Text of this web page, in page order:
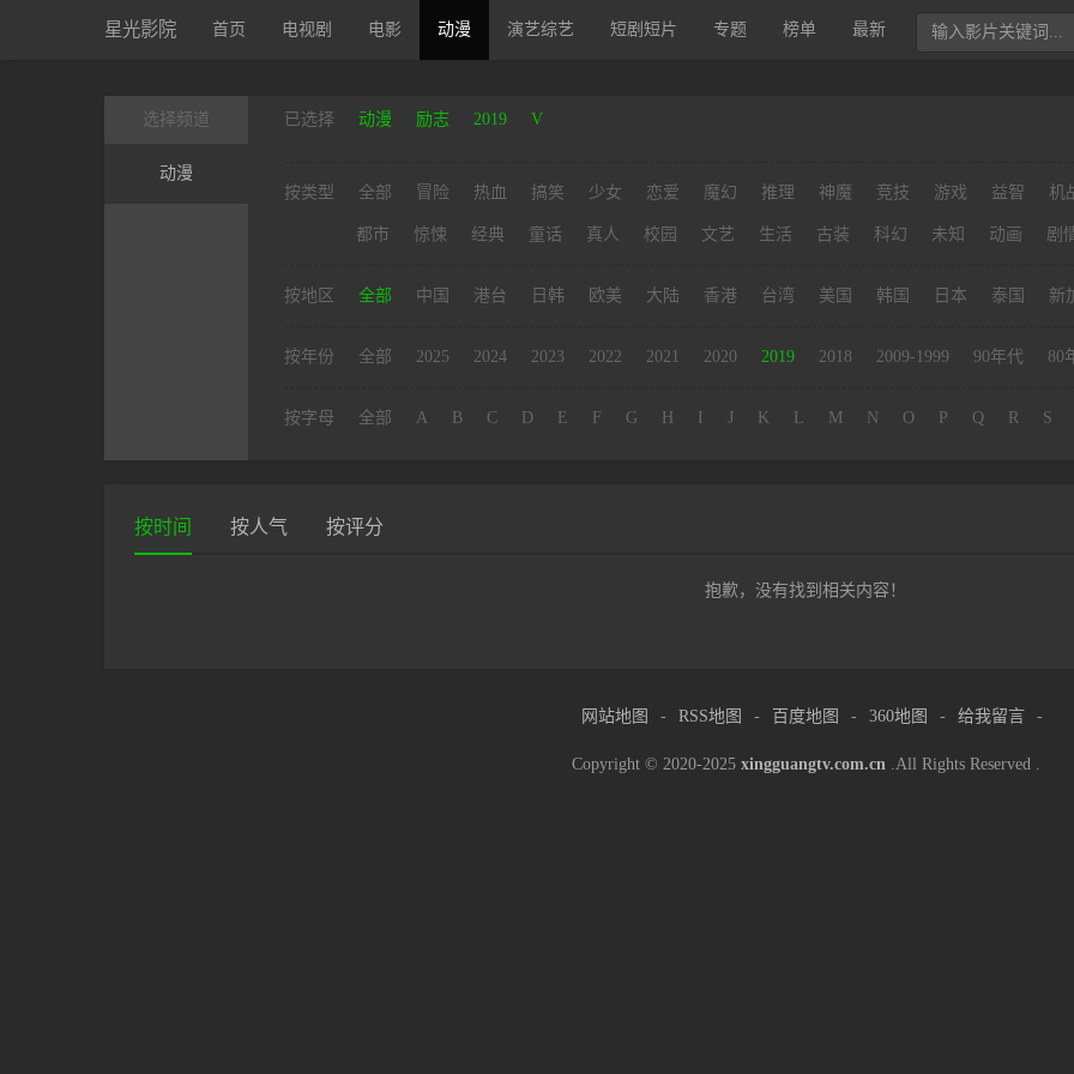
星光影院 首页 电视剧 电影 动漫 演艺综艺 短剧短片 专题 榜单 最新
选择频道
动漫
已选择 动漫 励志 2019 V
按类型 全部 冒险 热血 搞笑 少女 恋爱 魔幻 推理 神魔 竞技 游戏 益智 机
都市 惊悚 经典 童话 真人 校园 文艺 生活 古装 科幻 未知 动画 剧
按地区 全部 中国 港台 日韩 欧美 大陆 香港 台湾 美国 韩国 日本 泰国 新
按年份 全部 2025 2024 2023 2022 2021 2020 2019 2018 2009-1999 90年代 80
按字母 全部 A B C D E F G H I J K L M N O P Q R S
按时间 按人气 按评分
抱歉，没有找到相关内容！
网站地图 - RSS地图 - 百度地图 - 360地图 - 给我留言 -
Copyright © 2020-2025 xingguangtv.com.cn.All Rights Reserved .